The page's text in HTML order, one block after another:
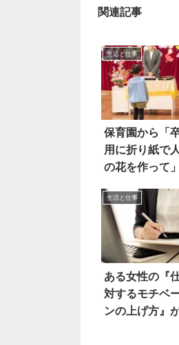
関連記事
生活と仕事
保育園から「
用に折り紙で
の花を作って
生活と仕事
ある女性の『
対するモチベ
ンの上げ方』